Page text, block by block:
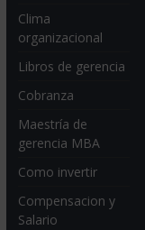
Clima
organizacional
Libros de gerencia
Cobranza
Maestría de
gerencia MBA
Como invertir
Compensacion y
Salario